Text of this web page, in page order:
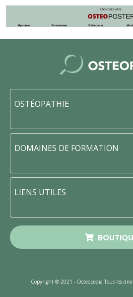
OSTÉOPATHIE
DOMAINES DE FORMATION
LIENS UTILES
Copyright © 2021 - Osteopedia Tous les